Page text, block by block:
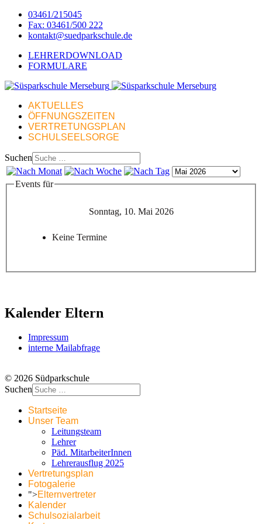
03461/215045
Fax: 03461/500 222
kontakt@suedparkschule.de
LEHRERDOWNLOAD
FORMULARE
AKTUELLES
ÖFFNUNGSZEITEN
VERTRETUNGSPLAN
SCHULSEELSORGE
Suchen
Events für
Sonntag, 10. Mai 2026
Keine Termine
Kalender Eltern
Impressum
interne Mailabfrage
© 2026 Südparkschule
Suchen
Startseite
Unser Team
Leitungsteam
Lehrer
Päd. MitarbeiterInnen
Lehrerausflug 2025
Vertretungsplan
Fotogalerie
">Elternvertreter
Kalender
Schulsozialarbeit